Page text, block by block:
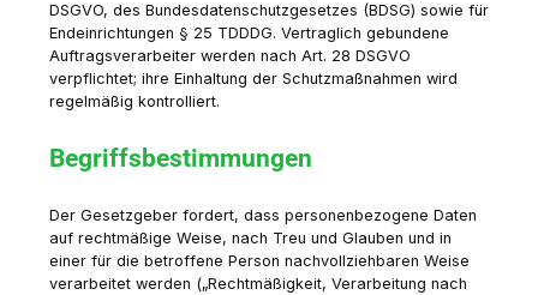
DSGVO, des Bundesdatenschutzgesetzes (BDSG) sowie für
Endeinrichtungen § 25 TDDDG. Vertraglich gebundene
Auftragsverarbeiter werden nach Art. 28 DSGVO
verpflichtet; ihre Einhaltung der Schutzmaßnahmen wird
regelmäßig kontrolliert.
Begriffsbestimmungen
Der Gesetzgeber fordert, dass personenbezogene Daten
auf rechtmäßige Weise, nach Treu und Glauben und in
einer für die betroffene Person nachvollziehbaren Weise
verarbeitet werden („Rechtmäßigkeit, Verarbeitung nach